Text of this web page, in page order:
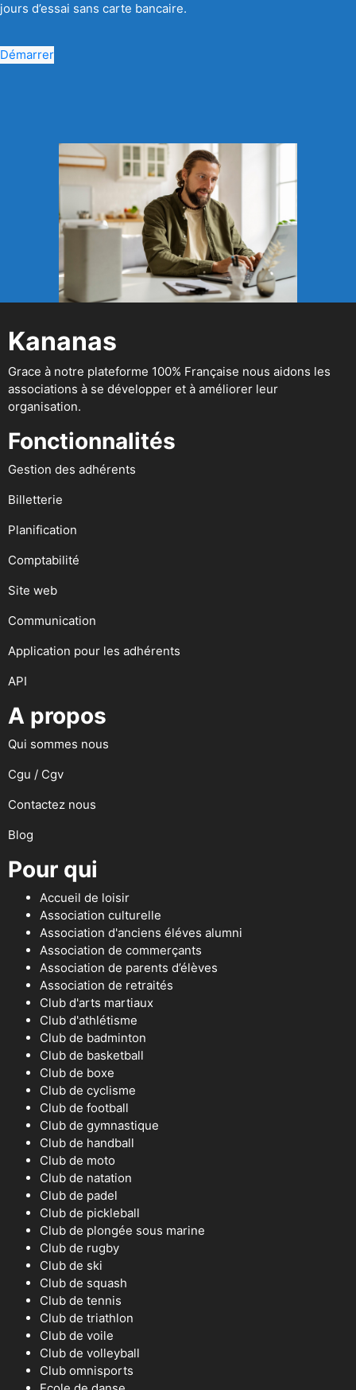
jours d’essai sans carte bancaire.
Démarrer
Kananas
Grace à notre plateforme 100% Française nous aidons les
associations à se développer et à améliorer leur
organisation.
Fonctionnalités
Gestion des adhérents
Billetterie
Planification
Comptabilité
Site web
Communication
Application pour les adhérents
API
A propos
Qui sommes nous
Cgu / Cgv
Contactez nous
Blog
Pour qui
Accueil de loisir
Association culturelle
Association d'anciens éléves alumni
Association de commerçants
Association de parents d’élèves
Association de retraités
Club d'arts martiaux
Club d'athlétisme
Club de badminton
Club de basketball
Club de boxe
Club de cyclisme
Club de football
Club de gymnastique
Club de handball
Club de moto
Club de natation
Club de padel
Club de pickleball
Club de plongée sous marine
Club de rugby
Club de ski
Club de squash
Club de tennis
Club de triathlon
Club de voile
Club de volleyball
Club omnisports